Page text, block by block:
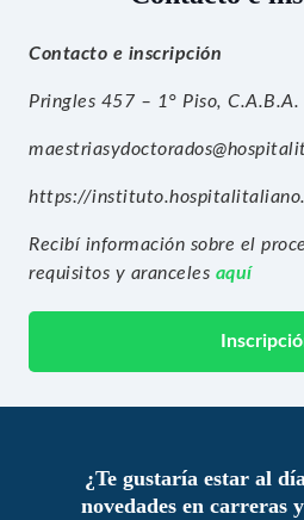
Contacto e inscripción
Pringles 457 – 1° Piso,
https://
Recibí información sobre el
requisitos y aranceles aquí
¿Te gustaría estar al
novedades en carreras